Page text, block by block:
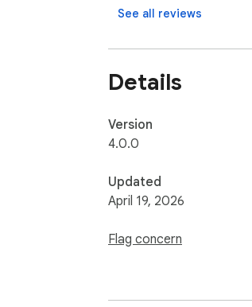
- N: 새 프롬프트 추가
▶ 사용 통계
제목과 내용을 동시에 검
- 팝업 고정 모드: 복사 후
- 독립 창 모드: 항상 위에
▶ 데이터 백업
JSON 내보내기/가져오
See all reviews
Details
Version
4.0.0
Updated
April 19, 2026
Flag concern